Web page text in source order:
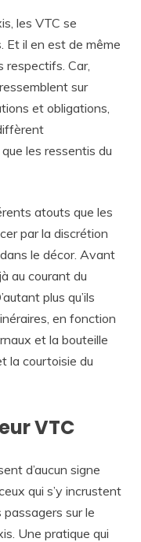
les VTC se
Et il en est de même
respectifs. Car,
sur
et obligations,
les ressentis du
atouts que les
par la discrétion
le décor. Avant
au courant du
plus qu’ils
en fonction
et la bouteille
la courtoisie du
VTC
d’aucun signe
qui s’y incrustent
sur le
Une pratique qui